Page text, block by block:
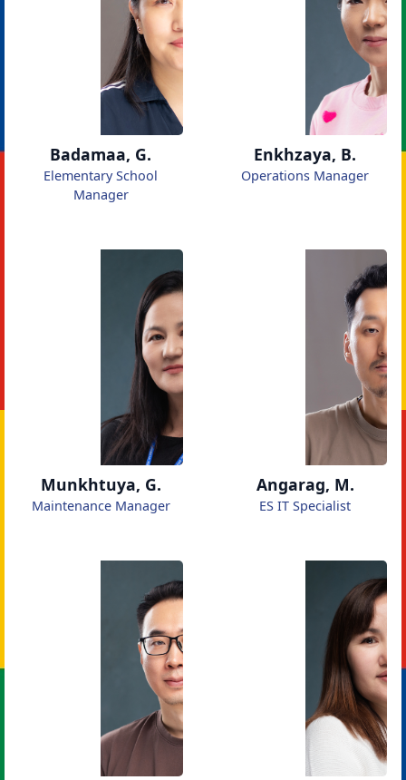
Badamaa, G.
Elementary School
Manager
Enkhzaya, B.
Operations Manager
Munkhtuya, G.
Maintenance Manager
Angarag, M.
ES IT Specialist